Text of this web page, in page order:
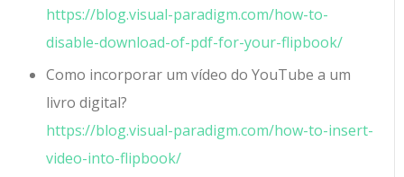
https://blog.visual-paradigm.com/how-to-
disable-download-of-pdf-for-your-flipbook/
Como incorporar um vídeo do YouTube a um
livro digital?
https://blog.visual-paradigm.com/how-to-insert-
video-into-flipbook/